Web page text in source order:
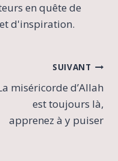
en quête de
d'inspiration.
SUIVANT
miséricorde d’Allah
est toujours là,
apprenez à y puiser